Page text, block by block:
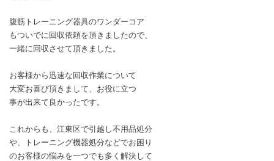
腹筋トレーニング器具のワンダーコア
もついでに回収依頼を頂きましたので、
一緒に回収させて頂きました。
お客様から迅速な回収作業について
大変お喜び頂きまして、お役に立つ
事が出来て良かったです。
これからも、江東区で引越し不用品処分
や、トレーニング機器処分などでお困り
のお客様の悩みを一つでも多く解決して